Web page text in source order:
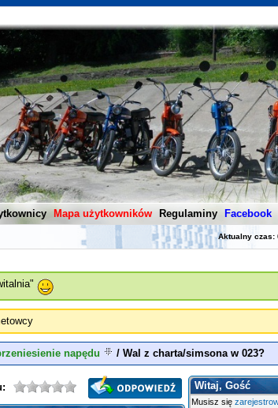
Mapa użytkowników Regulaminy Facebook
Aktualny czas:
napędu / Wal z charta/simsona w 023?
Witaj, Gość
Musisz się